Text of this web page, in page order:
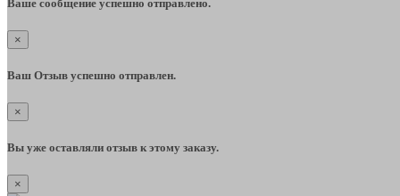
Ваше сообщение успешно отправлено.
×
Ваш Отзыв успешно отправлен.
×
Вы уже оставляли отзыв к этому заказу.
×